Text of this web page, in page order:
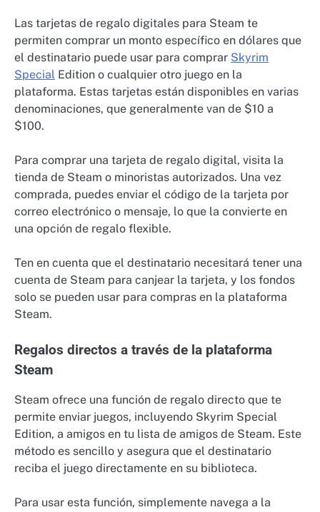
Las tarjetas de regalo digitales para Steam te
permiten comprar un monto específico en dólares que
el destinatario puede usar para comprar Skyrim
Special Edition o cualquier otro juego en la
plataforma. Estas tarjetas están disponibles en varias
denominaciones, que generalmente van de $10 a
$100.
Para comprar una tarjeta de regalo digital, visita la
tienda de Steam o minoristas autorizados. Una vez
comprada, puedes enviar el código de la tarjeta por
correo electrónico o mensaje, lo que la convierte en
una opción de regalo flexible.
Ten en cuenta que el destinatario necesitará tener una
cuenta de Steam para canjear la tarjeta, y los fondos
solo se pueden usar para compras en la plataforma
Steam.
Regalos directos a través de la plataforma
Steam
Steam ofrece una función de regalo directo que te
permite enviar juegos, incluyendo Skyrim Special
Edition, a amigos en tu lista de amigos de Steam. Este
método es sencillo y asegura que el destinatario
reciba el juego directamente en su biblioteca.
Para usar esta función, simplemente navega a la